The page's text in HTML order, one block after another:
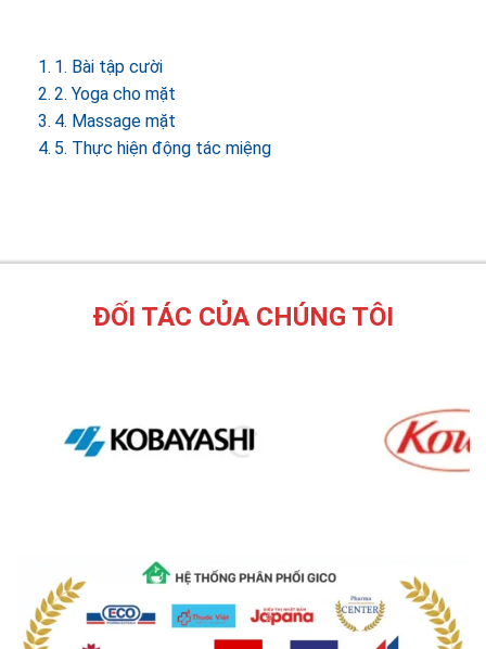
1. Bài tập cười
2. Yoga cho mặt
4. Massage mặt
5. Thực hiện động tác miệng
ĐỐI TÁC CỦA CHÚNG TÔI